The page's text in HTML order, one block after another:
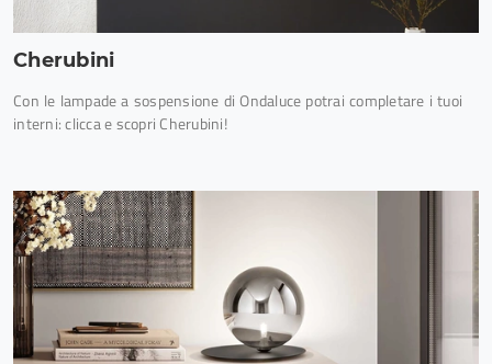
Cherubini
Con le lampade a sospensione di Ondaluce potrai completare i tuoi
interni: clicca e scopri Cherubini!